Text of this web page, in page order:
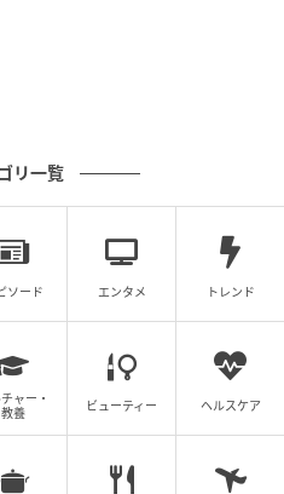
護現場で見えている現実
と があります。
正しく、どちらかが間違っ
ん。
っていても、立場が違え
変わるのだと思います。
人の気持ち、ご家族の願
リ一覧
ソード エンタメ トレンド
ャー・
教養
ビューティー ヘルスケア